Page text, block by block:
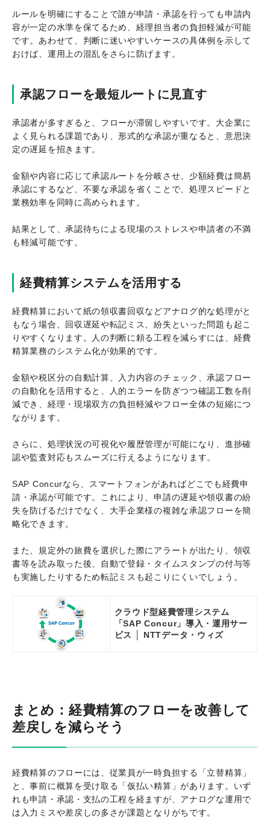
ルールを明確にすることで誰が申請・承認を行っても申請内
容が一定の水準を保てるため、経理担当者の負担軽減が可能
です。あわせて、判断に迷いやすいケースの具体例を示して
おけば、運用上の混乱をさらに防げます。
承認フローを最短ルートに見直す
承認者が多すぎると、フローが滞留しやすいです。大企業に
よく見られる課題であり、形式的な承認が重なると、意思決
定の遅延を招きます。
金額や内容に応じて承認ルートを分岐させ、少額経費は簡易
承認にするなど、不要な承認を省くことで、処理スピードと
業務効率を同時に高められます。
結果として、承認待ちによる現場のストレスや申請者の不満
も軽減可能です。
経費精算システムを活用する
経費精算において紙の領収書回収などアナログ的な処理がと
もなう場合、回収遅延や転記ミス、紛失といった問題も起こ
りやすくなります。人の判断に頼る工程を減らすには、経費
精算業務のシステム化が効果的です。
金額や税区分の自動計算、入力内容のチェック、承認フロー
の自動化を活用すると、人的エラーを防ぎつつ確認工数を削
減でき、経理・現場双方の負担軽減やフロー全体の短縮につ
ながります。
さらに、処理状況の可視化や履歴管理が可能になり、進捗確
認や監査対応もスムーズに行えるようになります。
SAP Concurなら、スマートフォンがあればどこでも経費申
請・承認が可能です。これにより、申請の遅延や領収書の紛
失を防げるだけでなく、大手企業様の複雑な承認フローを簡
略化できます。
また、規定外の旅費を選択した際にアラートが出たり、領収
書等を読み取った後、自動で登録・タイムスタンプの付与等
も実施したりするため転記ミスも起こりにくいでしょう。
クラウド型経費管理システム
「SAP Concur」導入・運用サー
ビス │ NTTデータ・ウィズ
まとめ：経費精算のフローを改善して
差戻しを減らそう
経費精算のフローには、従業員が一時負担する「立替精算」
と、事前に概算を受け取る「仮払い精算」があります。いず
れも申請・承認・支払の工程を経ますが、アナログな運用で
は入力ミスや差戻しの多さが課題となりがちです。